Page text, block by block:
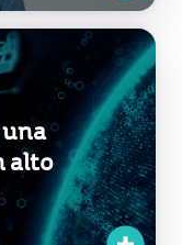
alto